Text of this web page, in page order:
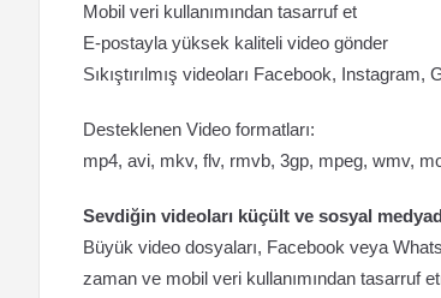
Mobil veri kullanımından tasarruf et
E-postayla yüksek kaliteli video gönder
Sıkıştırılmış videoları Facebook,
Desteklenen Video formatları:
mp4, avi, mkv, flv, rmvb, 3gp, mpeg, wmv,
Sevdiğin videoları küçült ve sosyal
Büyük video dosyaları, Facebook veya
zaman ve mobil veri kullanımından tasarruf